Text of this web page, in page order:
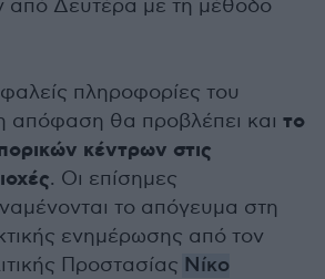
από Δευτέρα με τη μέθοδο
πληροφορίες του
απόφαση θα προβλέπει και το
κέντρων στις
. Οι επίσημες
το απόγευμα στη
ενημέρωσης από τον
Προστασίας Νίκο